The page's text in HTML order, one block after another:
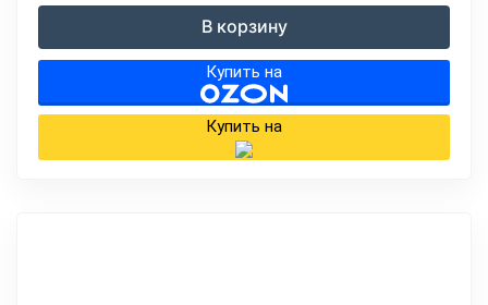
В корзину
Купить на
Купить на